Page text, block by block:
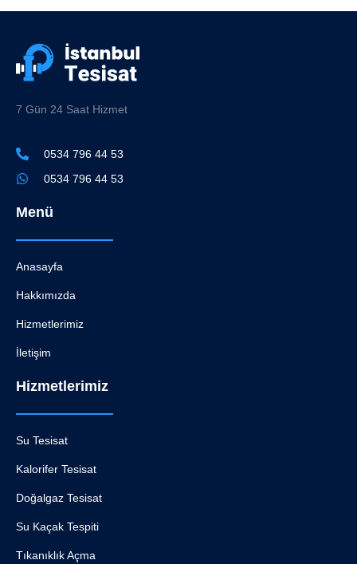
7 Gün 24 Saat Hizmet
0534 796 44 53
0534 796 44 53
Menü
Anasayfa
Hakkımızda
Hizmetlerimiz
İletişim
Hizmetlerimiz
Su Tesisat
Kalorifer Tesisat
Doğalgaz Tesisat
Su Kaçak Tespiti
Tıkanıklık Açma